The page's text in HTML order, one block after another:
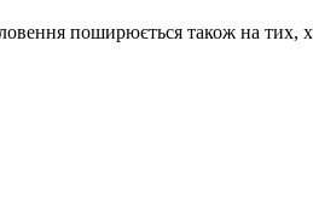
поширюється також на тих,